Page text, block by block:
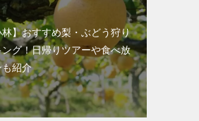
】おすすめ梨・ぶどう狩り
グ！日帰りツアーや食べ放
紹介